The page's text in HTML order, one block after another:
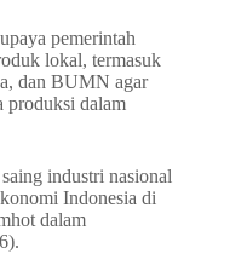
pemerintah
lokal, termasuk
dan BUMN agar
produksi dalam
industri nasional
Indonesia di
dalam